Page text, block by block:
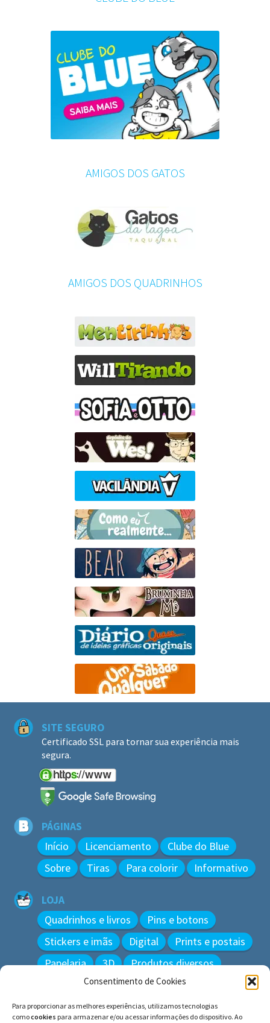
Consentimento de Cookies
Para proporcionar as melhores experiências, utilizamos tecnologias
comocookies para armazenar e/ou acessar informações do dispositivo. Ao
AMIGOS DOS GATOS
AMIGOS DOS QUADRINHOS
SITE SEGURO
Certificado SSL para tornar sua experiência mais
segura.
PÁGINAS
Início Licenciamento
Clube do Blue
Sobre
Tiras Para colorir Informativo
LOJA
Quadrinhos e livros
Pins e botons
Stickers e imãs
Digital
Prints e postais
Papelaria
3D Produtos diversos
Pesquisar